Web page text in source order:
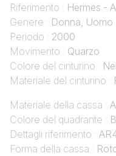
Riferimento : Hermes -
Genere : Donna, Uomo
Periodo : 2000
Movimento : Quarzo
Colore del cinturino :
Materiale del cinturino :
Materiale della cassa :
Colore del quadrante :
Dettagli riferimento :
Forma della cassa :